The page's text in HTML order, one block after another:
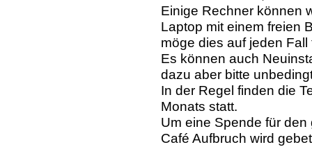
Einige Rechner können
Laptop mit einem freien
möge dies auf jeden Fall
Es können auch
dazu aber bitte
In der Regel finden die
Monats statt.
Um eine Spende für
Café Aufbruch wird